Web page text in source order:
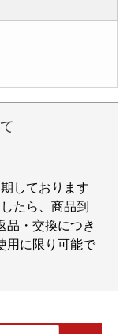
しております
たら、商品到
品・交換につき
用に限り可能で